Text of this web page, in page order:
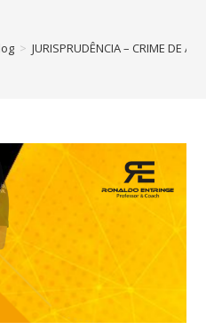
> JURISPRUDÊNCIA – CRIME DE